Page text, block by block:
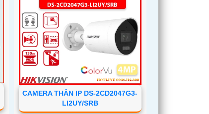
CAMERA THÂN IP DS-2CD2047G3-
LI2UY/SRB